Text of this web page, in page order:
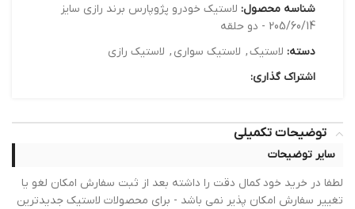
شناسه محصول: لاستیک خودرو پژوپارس برند رازی سایز
205/60/14 - دو حلقه
دسته: لاستیک, لاستیک سواری , لاستیک رازی
اشتراک گذاری:
توضیحات تکمیلی
سایر توضیحات
لطفا در خرید خود کمال دقت را داشته بعد از ثبت سفارش امکان لغو یا
تغییر سفارش امکان پذیر نمی باشد - برای محصولات لاستیک جدیدترین